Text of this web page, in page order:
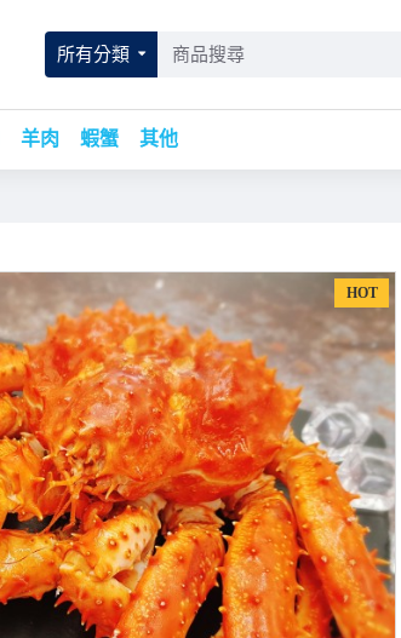
所有分類
羊肉 蝦蟹 其他
HOT